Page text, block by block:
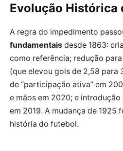
Evolução Histórica
A regra do impedimento
fundamentais desde 1863:
como referência; redução
(que elevou gols de 2,58 para
de “participação ativa” em
e mãos em 2020; e introdução
em 2019. A mudança de 1925
história do futebol.